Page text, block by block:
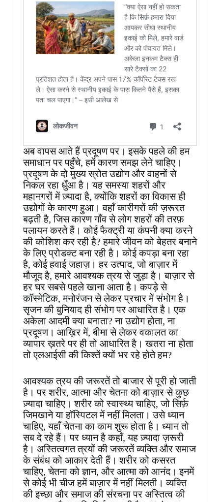
अब वापस आते हैं प्रदूषण पर। इसके पहले की हम
समाधान पर पहुँचे, हमें कारण समझ लेने चाहिए।
प्रदूषण के दो मुख्य स्रोत उद्योग और वाहनों से
निकल रहा धुँआ है। यह समस्या शहरों और
महानगरों में ज़्यादा है, क्योंकि शहरों का विकास ही
उद्योगों के कारण हुआ। वहाँ कारीगरों की ज़रूरत
बढ़ती है, जिस कारण गाँव से लोग शहरों की तरफ़
पलायन करते हैं। कोई फैक्ट्री या कंपनी क्या करने
की कोशिश कर रही है? हमारे जीवन को बेहतर बनाने
के लिए प्रोडक्ट बना रही है। कोई कपड़ा बना रहा
है, कोई हवाई जहाज़। हर उत्पाद, जो बाज़ार में
मौजूद है, हमारे आवश्यक त्रय से जुड़ा है। बाज़ार से
हर घर सबसे पहले खाना आता है। कपड़े से
कॉस्मेटिक, मनोरंजन से लेकर प्रचार में संभोग है।
सृजन की बुनियाद ही संभोग पर आधारित है। एक
अकेला आदमी क्या बनाता? ना उद्योग होता, ना
प्रदूषण। आख़िर में, बीमा से लेकर वकालत का
व्यापार ख़तरे पर ही तो आधारित है। खतरा ना होता
तो एलआईसी की किश्तें क्यों भर रहे होते हम?
आवश्यक त्रय की जरूरतें तो बाजार से पूरी हो जाती
है। पर शरीर, आत्मा और चेतना को बाज़ार से कुछ
ज़्यादा चाहिए। शरीर को स्वास्थ्य चाहिए, जो सिर्फ़
जिमखाने या हॉस्पिटल में नहीं मिलता। उसे ध्यान
चाहिए, यहाँ चेतना का काम शुरू होता है। ध्यान तो
सब दे रहे हैं। पर ध्यान है कहाँ, यह ज़्यादा ज़रूरी
है। अस्तित्वगत त्रयों की जरूरतें व्यक्ति और समाज
के संबंध को आकार देती हैं। शरीर को कसरत
चाहिए, चेतना को ज्ञान, और आत्मा को आनंद। इनमें
से कोई भी चीज हमें बाज़ार में नहीं मिलती। व्यक्ति
की इच्छा और समाज की संरचना पर अस्तित्व की